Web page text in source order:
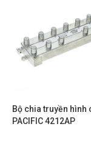
Bộ chia truyền hình
PACIFIC 4212AP